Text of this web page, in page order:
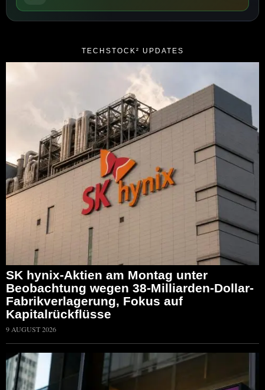
TECHSTOCK² UPDATES
SK hynix-Aktien am Montag unter
Beobachtung wegen 38-Milliarden-Dollar-
Fabrikverlagerung, Fokus auf
Kapitalrückflüsse
9 AUGUST 2026